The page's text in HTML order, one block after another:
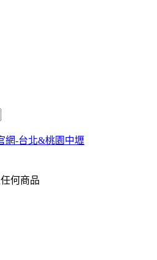
何商品